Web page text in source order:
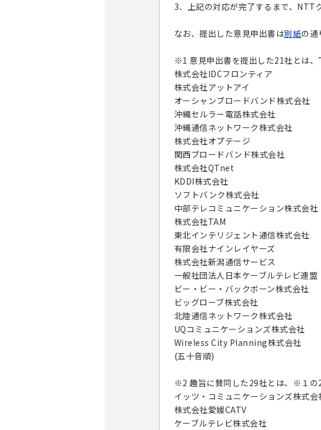
3．上記の対応が完了するまで、NTT
なお、提出した意見申出書は別紙の通
※1 意見申出書を提出した21社とは、
株式会社IDCフロンティア
株式会社アットアイ
オーシャンブロードバンド株式会社
沖縄セルラー電話株式会社
沖縄通信ネットワーク株式会社
株式会社オプテージ
関西ブロードバンド株式会社
株式会社QTnet
KDDI株式会社
ソフトバンク株式会社
中部テレコミュニケーション株式会社
株式会社TAM
東北インテリジェント通信株式会社
有限会社ナインレイヤーズ
株式会社新潟通信サービス
一般社団法人日本ケーブルテレビ連盟
ビー・ビー・バックボーン株式会社
ビッグローブ株式会社
北陸通信ネットワーク株式会社
UQコミュニケーションズ株式会社
Wireless City Planning株式会社
(五十音順)
※2 趣旨に賛同した29社とは、※１の
イッツ・コミュニケーションズ株式会
株式会社愛媛CATV
ケーブルテレビ株式会社